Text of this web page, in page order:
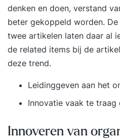
denken en doen, verstand
beter gekoppeld worden.
twee artikelen laten daar al
de related items bij de
deze trend.
Leidinggeven aan het
Innovatie vaak te traag
Innoveren van